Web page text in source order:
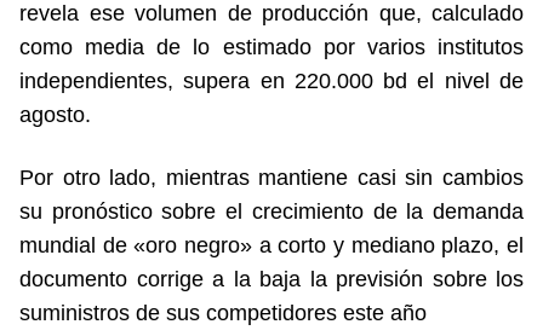
revela ese volumen de producción que, calculado
como media de lo estimado por varios institutos
independientes, supera en 220.000 bd el nivel de
agosto.
Por otro lado, mientras mantiene casi sin cambios
su pronóstico sobre el crecimiento de la demanda
mundial de «oro negro» a corto y mediano plazo, el
documento corrige a la baja la previsión sobre los
suministros de sus competidores este año